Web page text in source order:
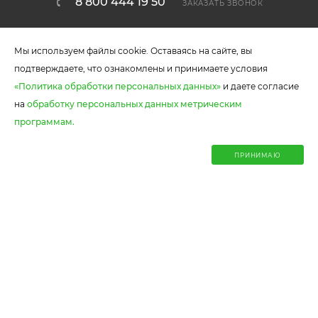
ЗАКАЗАТЬ ЗВОНОК
callcenter@ekomebel59.ru
Мы используем файлы cookie. Оставаясь на сайте, вы
подтверждаете, что ознакомлены и принимаете условия
«Политика обработки персональных данных» и даете согласие
на обработку персональных данных метрическим
программам.
ПРИНИМАЮ
Отзывы